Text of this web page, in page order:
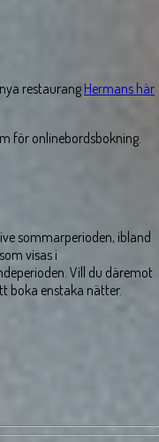
restaurang Hermans här
för onlinebordsbokning.
sommarperioden, ibland
visas i
Vill du däremot
boka enstaka nätter.